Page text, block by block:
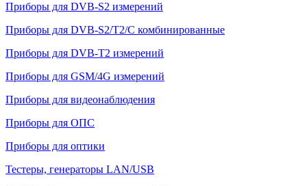
Приборы для DVB-S2 измерений
Приборы для DVB-S2/T2/C комбинированные
Приборы для DVB-T2 измерений
Приборы для GSM/4G измерений
Приборы для видеонаблюдения
Приборы для ОПС
Приборы для оптики
Тестеры, генераторы LAN/USB